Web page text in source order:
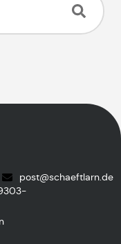
post@schaeftlarn.de